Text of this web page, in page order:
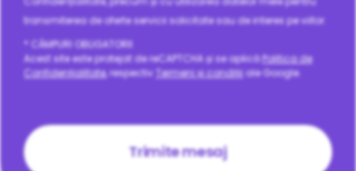
* CÂMPURI OBLIGATORII
Acest site este protejat de reCAPTCHA și se aplicăPolitica de
Confidențialitate, respectiv Termeni și condițiiale Google.
transmiterea de oferte servicii solicitate sau de interes pe viitor.